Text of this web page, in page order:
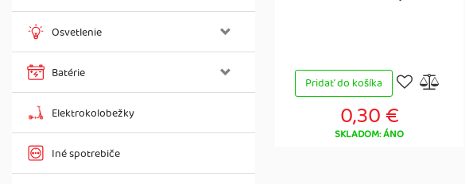
Osvetlenie
Batérie
Elektrokolobežky
Iné spotrebiče
Pridať do košíka
0,30 €
SKLADOM: ÁNO